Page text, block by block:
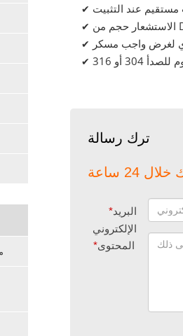
✔ مستقيم عند التثبيت
✔
✔ لغرض واجب مسكر
✔
ترك رسالة
*البريد
الإلكتروني
*المحتوى